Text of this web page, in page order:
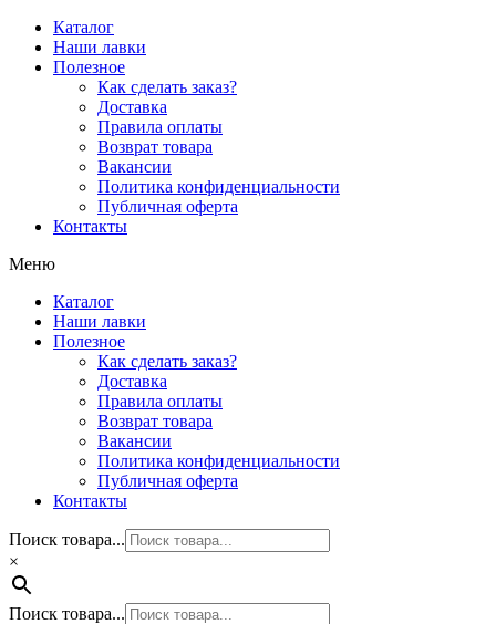
Перейти
содержимому
Каталог
Наши лавки
Полезное
Как сделать заказ?
Доставка
Правила оплаты
Возврат товара
Вакансии
Политика конфиденциальности
Публичная оферта
Контакты
Меню
Каталог
Наши лавки
Полезное
Как сделать заказ?
Доставка
Правила оплаты
Возврат товара
Вакансии
Политика конфиденциальности
Публичная оферта
Контакты
Поиск товара...
×
Поиск товара...